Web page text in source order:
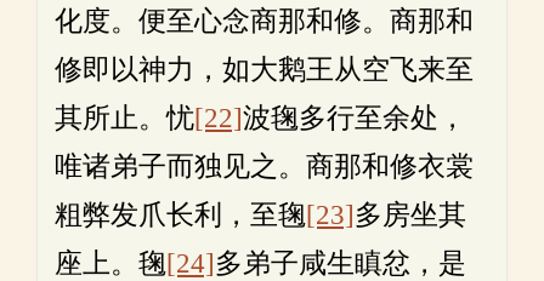
化度。便至心念商那和修。商那和
修即以神力，如大鹅王从空飞来至
其所止。忧[22]波毱多行至余处，
唯诸弟子而独见之。商那和修衣裳
粗弊发爪长利，至毱[23]多房坐其
座上。毱[24]多弟子咸生瞋忿，是